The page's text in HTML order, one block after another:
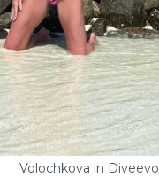
Volochkova in Diveevo